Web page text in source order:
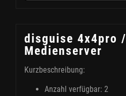
disguise 4x4pro /
Medienserver
Kurzbeschreibung:
Anzahl verfügbar: 2